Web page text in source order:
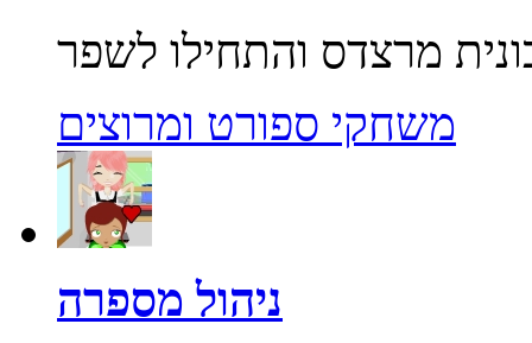
משחקי ספורט ומרוצים
ניהול מספרה